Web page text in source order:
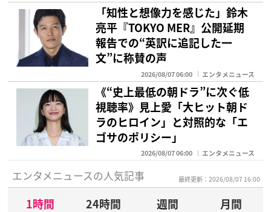
「知性と想像力を感じた」鈴木
亮平『TOKYO MER』公開延期
報告での“英訳に追記した一
文”に称賛の声
2026/08/07 06:00 エンタメニュース
《“史上最低の朝ドラ”に次ぐ低
視聴率》見上愛「大ヒット朝ド
ラのヒロイン」と対照的な「エ
ゴサのポリシー」
2026/08/07 06:00 エンタメニュース
エンタメニュースの人気記事 最終更新：2026/08/07 16:00
1時間 24時間 週間
月間